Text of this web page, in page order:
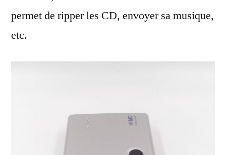
permet de ripper les CD, envoyer sa musique,
etc.